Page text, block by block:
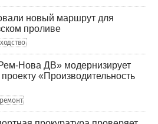
новый маршрут для
проливе
Нова ДВ» модернизирует
«Производительность